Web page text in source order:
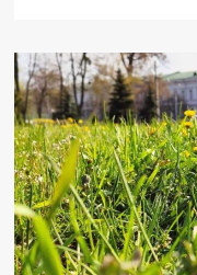
Полтаві
на
наступний
тиждень
прогнозують
переважно
суху
погоду